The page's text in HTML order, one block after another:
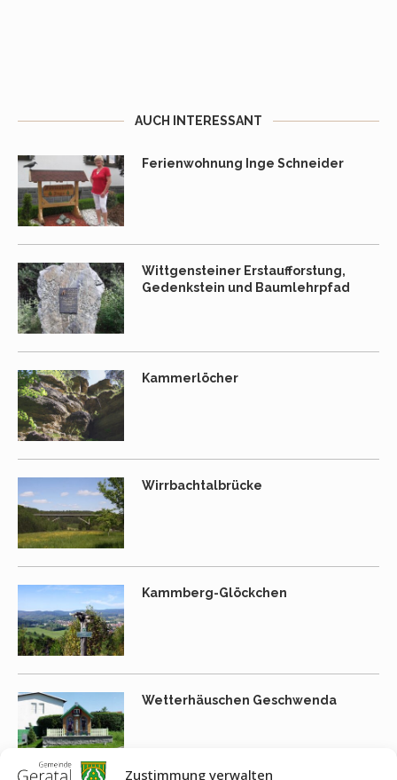
Zustimmung verwalten
AUCH INTERESSANT
Ferienwohnung Inge Schneider
Wittgensteiner Erstaufforstung,
Gedenkstein und Baumlehrpfad
Kammerlöcher
Wirrbachtalbrücke
Kammberg-Glöckchen
Wetterhäuschen Geschwenda